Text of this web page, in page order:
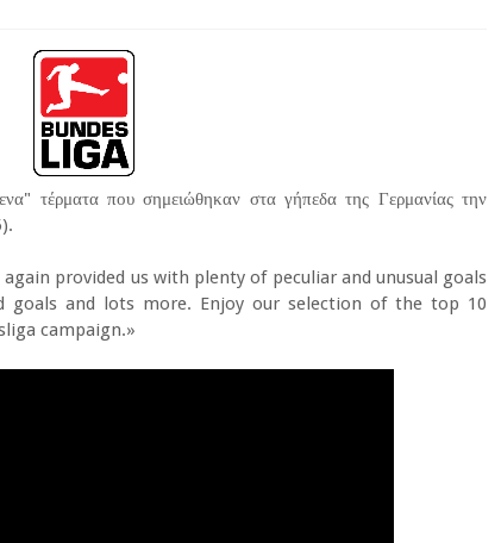
τέρματα που σημειώθηκαν στα γήπεδα της Γερμανίας την
again provided us with plenty of peculiar and unusual goals
goals and lots more. Enjoy our selection of the top 10
campaign.»